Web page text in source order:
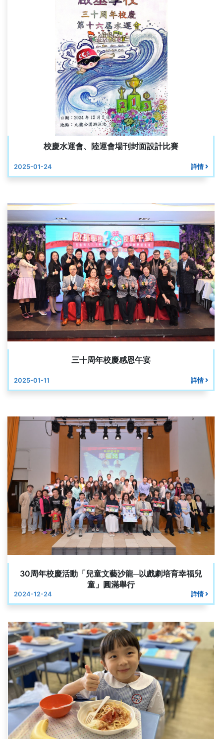
校慶水運會、陸運會場刊封面設計比賽
2025-01-24 詳情
三十周年校慶感恩午宴
2025-01-11 詳情
30周年校慶活動「兒童文藝沙龍─以戲劇培育幸福兒
童」圓滿舉行
2024-12-24 詳情